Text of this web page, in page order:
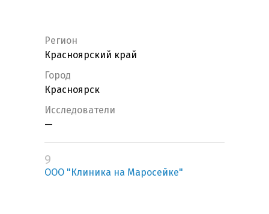
Регион
Красноярский край
Город
Красноярск
Исследователи
—
9
ООО "Клиника на Маросейке"